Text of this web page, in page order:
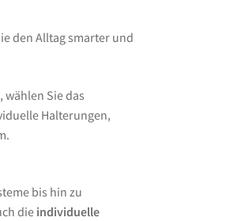
den Alltag smarter und
wählen Sie das
Halterungen,
bis hin zu
dieindividuelle